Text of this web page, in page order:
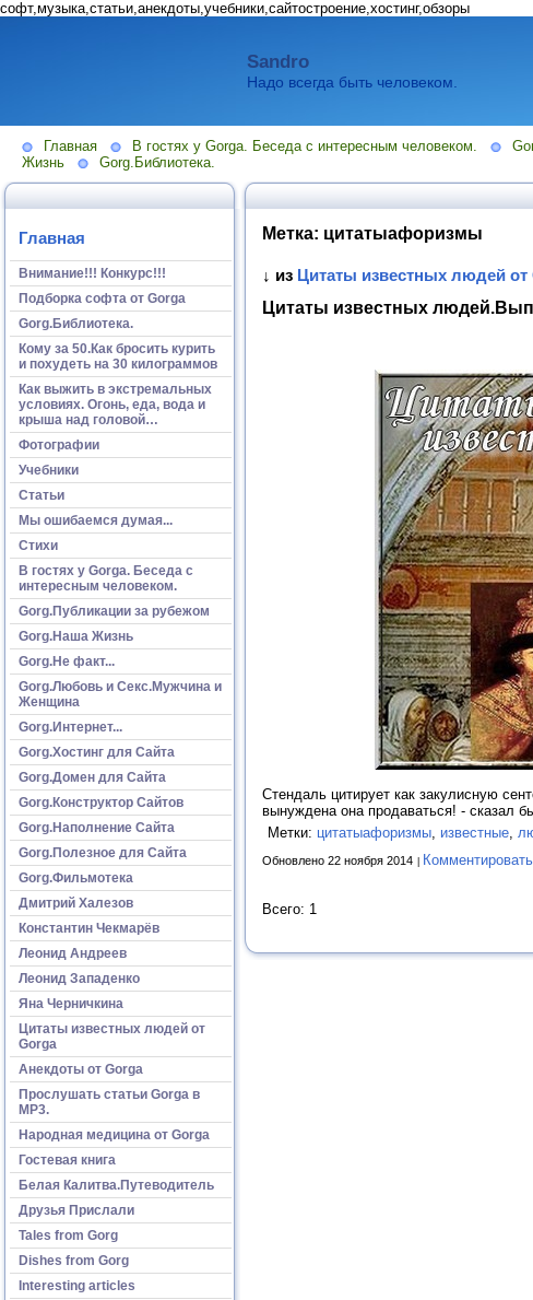
софт,музыка,статьи,анекдоты,учебники,сайтостроение,хостинг,обзоры
Sandro
Надо всегда быть человеком.
Главная В гостях у Gorga. Беседа с интересным человеком.
Жизнь
Gorg.Библиотека.
Главная
Внимание!!! Конкурс!!!
Подборка софта от Gorga
Gorg.Библиотека.
Кому за 50.Как бросить курить
и похудеть на 30 килограммов
Как выжить в экстремальных
условиях. Огонь, еда, вода и
крыша над головой…
Фотографии
Учебники
Статьи
Мы ошибаемся думая...
Стихи
В гостях у Gorga. Беседа с
интересным человеком.
Gorg.Публикации за рубежом
Gorg.Наша Жизнь
Gorg.Не факт...
Gorg.Любовь и Секс.Мужчина и
Женщина
Gorg.Интернет...
Gorg.Хостинг для Сайта
Gorg.Домен для Сайта
Gorg.Конструктор Сайтов
Gorg.Наполнение Сайта
Gorg.Полезное для Сайта
Gorg.Фильмотека
Дмитрий Халезов
Константин Чекмарёв
Леонид Андреев
Леонид Западенко
Яна Черничкина
Цитаты известных людей от
Gorga
Анекдоты от Gorga
Прослушать статьи Gorga в
МР3.
Народная медицина от Gorga
Гостевая книга
Белая Калитва.Путеводитель
Друзья Прислали
Tales from Gorg
Dishes from Gorg
Interesting articles
Метка: цитатыафоризмы
↓ из Цитаты известных людей от
Цитаты известных
Стендаль цитирует как закулисную
вынуждена она продаваться! - сказал
Метки: цитатыафоризмы, известные,
Обновлено 22 ноября 2014 Комментировать
Всего: 1